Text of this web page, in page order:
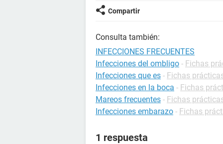
AFECTADO ENORMEMENTE PUES
SOLO ES CUESTION QUE
TENIDO ESTE TIPO DE
PUDIMOS VER EL TEMA DE UN
INCLUSO NUESTRA RELACION YA
Compartir
Consulta también:
INFECCIONES FRECUENTES
Infecciones del ombligo - Fichas
Infecciones que es - Fichas
Infecciones en la boca - Fichas
Mareos frecuentes - Fichas
Infecciones embarazo - Fichas
1 respuesta